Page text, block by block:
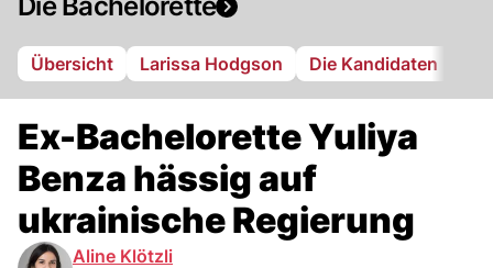
Übersicht Larissa Hodgson Die Kandidaten
Ex-Bachelorette Yuliya
Benza hässig auf
ukrainische Regierung
Aline Klötzli